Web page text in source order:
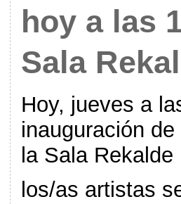
hoy a las
Sala
Hoy, jueves a
inauguración
la Sala Rekalde
los/as artistas